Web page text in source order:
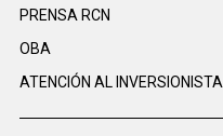
PRENSA RCN
OBA
ATENCIÓN AL INVERSIONISTA